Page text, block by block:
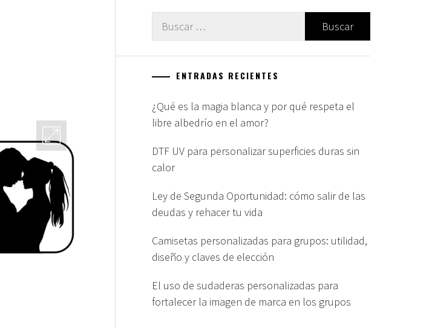
Buscar:
ENTRADAS RECIENTES
¿Qué es la magia blanca y por qué respeta el
libre albedrío en el amor?
DTF UV para personalizar superficies duras sin
calor
Ley de Segunda Oportunidad: cómo salir de las
deudas y rehacer tu vida
Camisetas personalizadas para grupos: utilidad,
diseño y claves de elección
El uso de sudaderas personalizadas para
fortalecer la imagen de marca en los grupos